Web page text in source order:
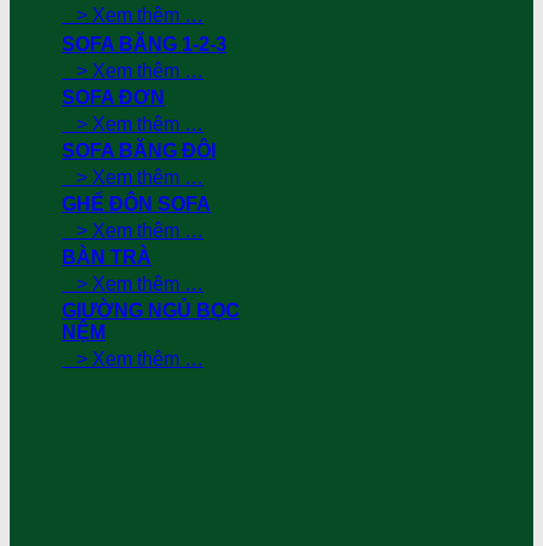
> Xem thêm …
SOFA BĂNG 1-2-3
> Xem thêm …
SOFA ĐƠN
> Xem thêm …
SOFA BĂNG ĐÔI
> Xem thêm …
GHẾ ĐÔN SOFA
> Xem thêm …
BÀN TRÀ
> Xem thêm …
GIƯỜNG NGỦ BỌC
NỆM
> Xem thêm …